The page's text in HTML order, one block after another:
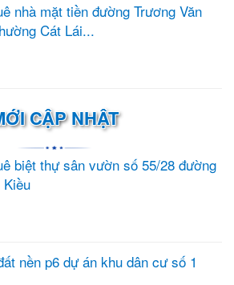
nhà mặt tiền đường Trương Văn
Cát Lái...
CẬP NHẬT
biệt thự sân vườn số 55/28 đường
Kiều
nền p6 dự án khu dân cư số 1